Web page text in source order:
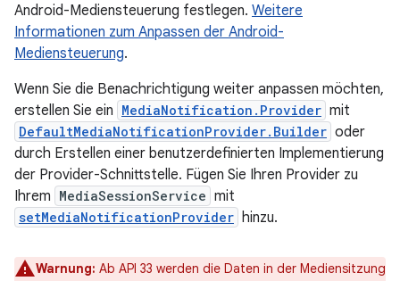
Android-Mediensteuerung festlegen. Weitere
Informationen zum Anpassen der Android-
Mediensteuerung.
Wenn Sie die Benachrichtigung weiter anpassen möchten,
erstellen Sie ein MediaNotification.Provider mit
DefaultMediaNotificationProvider.Builder oder
durch Erstellen einer benutzerdefinierten Implementierung
der Provider-Schnittstelle. Fügen Sie Ihren Provider zu
Ihrem MediaSessionService mit
setMediaNotificationProvider hinzu.
Warnung: Ab API 33 werden die Daten in der Mediensitzung